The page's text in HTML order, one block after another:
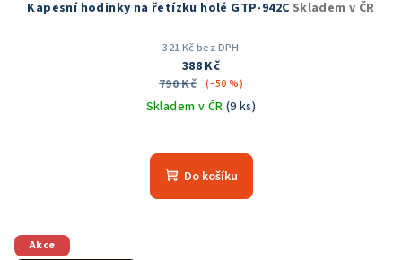
Kapesní hodinky na řetízku holé GTP-942C Skladem v ČR
321 Kč bez DPH
388 Kč
790 Kč (–50 %)
Skladem v ČR (9 ks)
Do košíku
Akce